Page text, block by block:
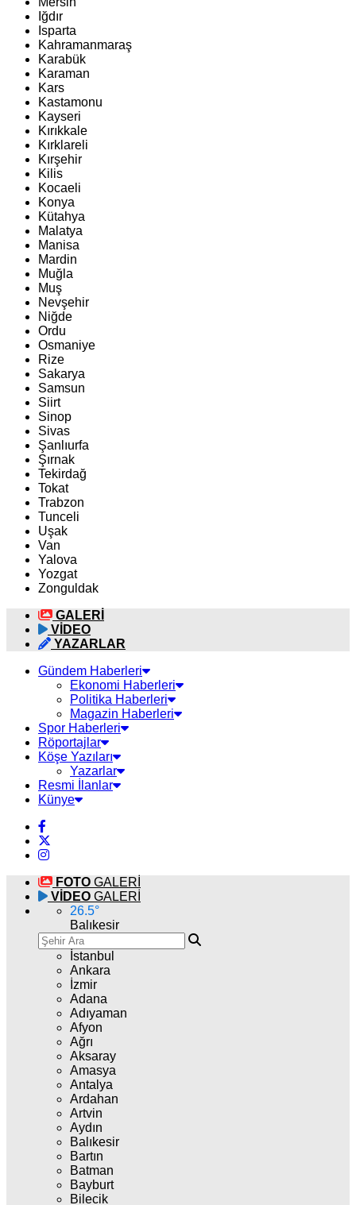
Iğdır
Isparta
Kahramanmaraş
Karabük
Karaman
Kars
Kastamonu
Kayseri
Kırıkkale
Kırklareli
Kırşehir
Kilis
Kocaeli
Konya
Kütahya
Malatya
Manisa
Mardin
Muğla
Muş
Nevşehir
Niğde
Ordu
Osmaniye
Rize
Sakarya
Samsun
Siirt
Sinop
Sivas
Şanlıurfa
Şırnak
Tekirdağ
Tokat
Trabzon
Tunceli
Uşak
Van
Yalova
Yozgat
Zonguldak
GALERİ
VİDEO
YAZARLAR
Gündem Haberleri
Ekonomi Haberleri
Politika Haberleri
Magazin Haberleri
Spor Haberleri
Röportajlar
Köşe Yazıları
Yazarlar
Resmi İlanlar
Künye
FOTO GALERİ
VİDEO GALERİ
26.5°
Balıkesir
İstanbul
Ankara
İzmir
Adana
Adıyaman
Afyon
Ağrı
Aksaray
Amasya
Antalya
Ardahan
Artvin
Aydın
Balıkesir
Bartın
Batman
Bayburt
Bilecik